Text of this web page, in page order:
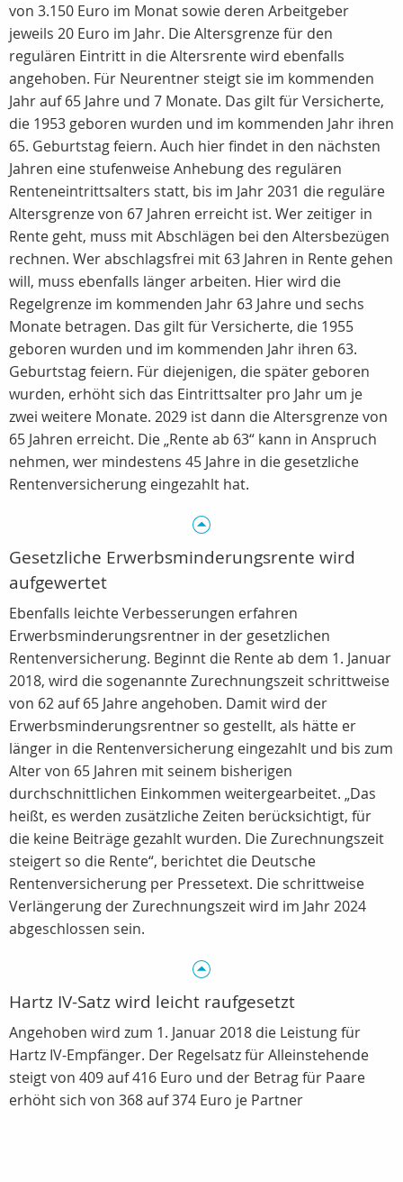
von 3.150 Euro im Monat sowie deren Arbeitgeber
jeweils 20 Euro im Jahr. Die Altersgrenze für den
regulären Eintritt in die Altersrente wird ebenfalls
angehoben. Für Neurentner steigt sie im kommenden
Jahr auf 65 Jahre und 7 Monate. Das gilt für Versicherte,
die 1953 geboren wurden und im kommenden Jahr ihren
65. Geburtstag feiern. Auch hier findet in den nächsten
Jahren eine stufenweise Anhebung des regulären
Renteneintrittsalters statt, bis im Jahr 2031 die reguläre
Altersgrenze von 67 Jahren erreicht ist. Wer zeitiger in
Rente geht, muss mit Abschlägen bei den Altersbezügen
rechnen. Wer abschlagsfrei mit 63 Jahren in Rente gehen
will, muss ebenfalls länger arbeiten. Hier wird die
Regelgrenze im kommenden Jahr 63 Jahre und sechs
Monate betragen. Das gilt für Versicherte, die 1955
geboren wurden und im kommenden Jahr ihren 63.
Geburtstag feiern. Für diejenigen, die später geboren
wurden, erhöht sich das Eintrittsalter pro Jahr um je
zwei weitere Monate. 2029 ist dann die Altersgrenze von
65 Jahren erreicht. Die „Rente ab 63“ kann in Anspruch
nehmen, wer mindestens 45 Jahre in die gesetzliche
Rentenversicherung eingezahlt hat.
Gesetzliche Erwerbsminderungsrente wird
aufgewertet
Ebenfalls leichte Verbesserungen erfahren
Erwerbsminderungsrentner in der gesetzlichen
Rentenversicherung. Beginnt die Rente ab dem 1. Januar
2018, wird die sogenannte Zurechnungszeit schrittweise
von 62 auf 65 Jahre angehoben. Damit wird der
Erwerbsminderungsrentner so gestellt, als hätte er
länger in die Rentenversicherung eingezahlt und bis zum
Alter von 65 Jahren mit seinem bisherigen
durchschnittlichen Einkommen weitergearbeitet. „Das
heißt, es werden zusätzliche Zeiten berücksichtigt, für
die keine Beiträge gezahlt wurden. Die Zurechnungszeit
steigert so die Rente“, berichtet die Deutsche
Rentenversicherung per Pressetext. Die schrittweise
Verlängerung der Zurechnungszeit wird im Jahr 2024
abgeschlossen sein.
Hartz IV-Satz wird leicht raufgesetzt
Angehoben wird zum 1. Januar 2018 die Leistung für
Hartz IV-Empfänger. Der Regelsatz für Alleinstehende
steigt von 409 auf 416 Euro und der Betrag für Paare
erhöht sich von 368 auf 374 Euro je Partner